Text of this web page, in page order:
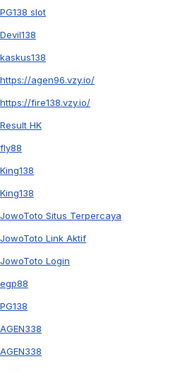
PG138 slot
Devil138
kaskus138
https://agen96.vzy.io/
https://fire138.vzy.io/
Result HK
fly88
King138
King138
JowoToto Situs Terpercaya
JowoToto Link Aktif
JowoToto Login
egp88
PG138
AGEN338
AGEN338